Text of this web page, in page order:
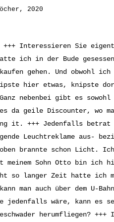
2020
+++ Interessieren Sie
ich in der Bude
gehen. Und obwohl
hier etwas, knipste
nebenbei gibt es
da geile Discounter, wo
it. +++ Jedenfalls betrat
Leuchtreklame aus-
brannte schon Licht.
meinem Sohn Otto bin ich
so langer Zeit hatte ich
man auch über dem U-
jedenfalls wäre, kann es
herumfliegen?